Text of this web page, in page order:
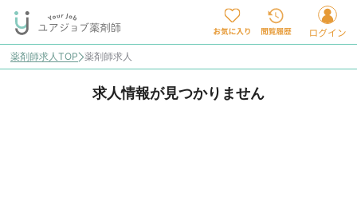
薬剤師求人TOP 薬剤師求人
求人情報が見つかりません